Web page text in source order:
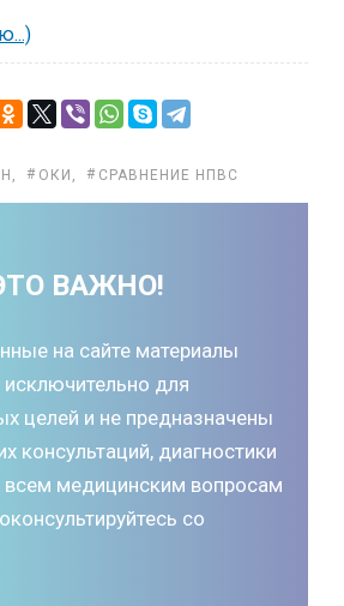
, ОКИ , СРАВНЕНИЕ НПВС
ВАЖНО!
на сайте материалы
для
целей и не предназначены
консультаций, диагностики
всем медицинским вопросам
со